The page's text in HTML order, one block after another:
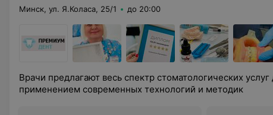
Минск, ул. Я.Коласа, 25/1 до 20:00
Врачи предлагают весь спектр стоматологических
применением современных технологий и методик